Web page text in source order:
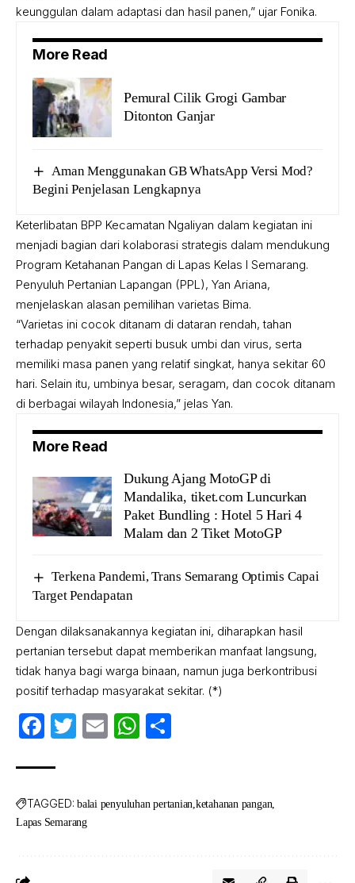
keunggulan dalam adaptasi dan hasil panen,” ujar Fonika.
More Read
Pemural Cilik Grogi Gambar
Ditonton Ganjar
Aman Menggunakan GB WhatsApp Versi Mod?
Begini Penjelasan Lengkapnya
Keterlibatan BPP Kecamatan Ngaliyan dalam kegiatan ini
menjadi bagian dari kolaborasi strategis dalam mendukung
Program Ketahanan Pangan di Lapas Kelas I Semarang.
Penyuluh Pertanian Lapangan (PPL), Yan Ariana,
menjelaskan alasan pemilihan varietas Bima.
“Varietas ini cocok ditanam di dataran rendah, tahan
terhadap penyakit seperti busuk umbi dan virus, serta
memiliki masa panen yang relatif singkat, hanya sekitar 60
hari. Selain itu, umbinya besar, seragam, dan cocok ditanam
di berbagai wilayah Indonesia,” jelas Yan.
More Read
Dukung Ajang MotoGP di
Mandalika, tiket.com Luncurkan
Paket Bundling : Hotel 5 Hari 4
Malam dan 2 Tiket MotoGP
Terkena Pandemi, Trans Semarang Optimis Capai
Target Pendapatan
Dengan dilaksanakannya kegiatan ini, diharapkan hasil
pertanian tersebut dapat memberikan manfaat langsung,
tidak hanya bagi warga binaan, namun juga berkontribusi
positif terhadap masyarakat sekitar. (*)
Facebook
Twitter
EmailWhatsApp
TAGGED: balai penyuluhan pertanian ketahanan pangan
Lapas Semarang